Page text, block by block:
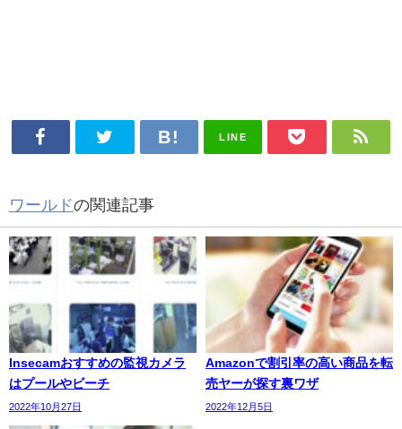
LINE
ワールドの関連記事
Insecamおすすめの監視カメラ
はプールやビーチ
2022年10月27日
Amazonで割引率の高い商品を転
売ヤーが探す裏ワザ
2022年12月5日